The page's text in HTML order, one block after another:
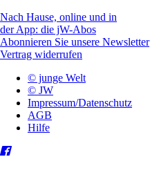
Nach Hause, online und in
der App: die jW-Abos
Abonnieren Sie unsere Newsletter
Vertrag widerrufen
© junge Welt
© JW
Impressum/Datenschutz
AGB
Hilfe